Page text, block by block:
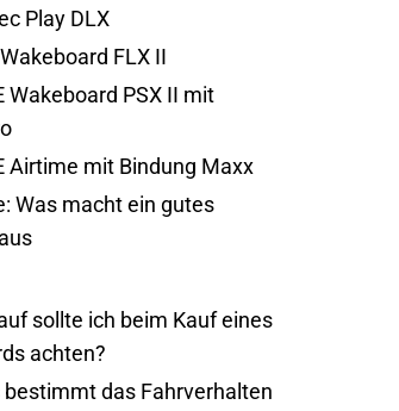
Play DLX
FLX II
Wakeboard PSX II mit
Airtime mit Bindung Maxx
Was macht ein gutes
sollte ich beim Kauf eines
achten?
bestimmt das Fahrverhalten